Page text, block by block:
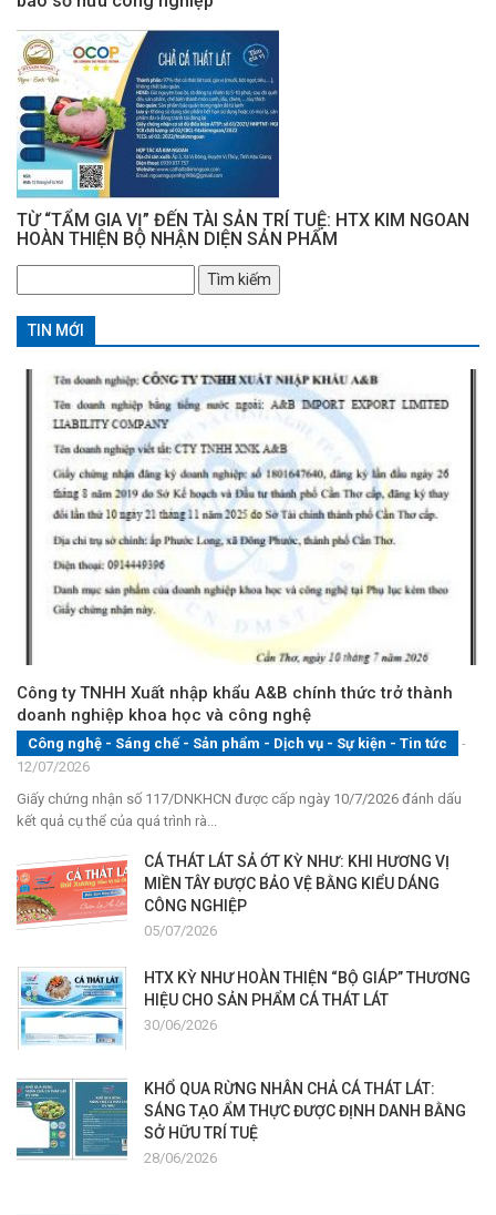
TỪ “TẨM GIA VỊ” ĐẾN TÀI SẢN TRÍ TUỆ: HTX KIM NGOAN
HOÀN THIỆN BỘ NHẬN DIỆN SẢN PHẨM
kiếm
cho:
TIN MỚI
Công ty TNHH Xuất nhập khẩu A&B chính thức trở thành
doanh nghiệp khoa học và công nghệ
Công nghệ - Sáng chế - Sản phẩm - Dịch vụ - Sự kiện - Tin tức
-
12/07/2026
Giấy chứng nhận số 117/DNKHCN được cấp ngày 10/7/2026 đánh dấu
kết quả cụ thể của quá trình rà...
CÁ THÁT LÁT SẢ ỚT KỲ NHƯ: KHI HƯƠNG VỊ
MIỀN TÂY ĐƯỢC BẢO VỆ BẰNG KIỂU DÁNG
CÔNG NGHIỆP
05/07/2026
HTX KỲ NHƯ HOÀN THIỆN “BỘ GIÁP” THƯƠNG
HIỆU CHO SẢN PHẨM CÁ THÁT LÁT
30/06/2026
KHỔ QUA RỪNG NHÂN CHẢ CÁ THÁT LÁT:
SÁNG TẠO ẨM THỰC ĐƯỢC ĐỊNH DANH BẰNG
SỞ HỮU TRÍ TUỆ
28/06/2026